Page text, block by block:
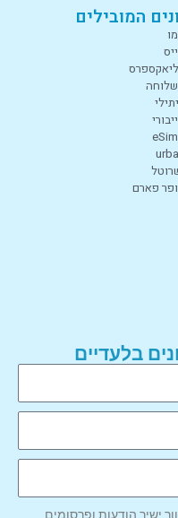
המובילים
פארם
בלעדיים
ישיר הודעות ופרסומים